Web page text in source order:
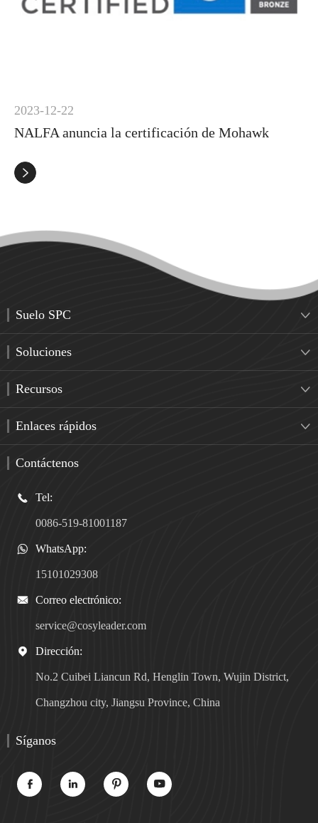
2023-12-22
NALFA anuncia la certificación de Mohawk

Suelo SPC 
Soluciones 
Recursos 
Enlaces rápidos 
Contáctenos
 Tel:
0086-519-81001187
 WhatsApp:
15101029308
 Correo electrónico:
service@cosyleader.com
 Dirección:
No.2 Cuibei Liancun Rd, Henglin Town, Wujin District,
Changzhou city, Jiangsu Province, China
Síganos
   